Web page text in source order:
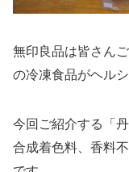
無印良品は皆さん
の冷凍食品がヘル
今回ご紹介する「
合成着色料、香料